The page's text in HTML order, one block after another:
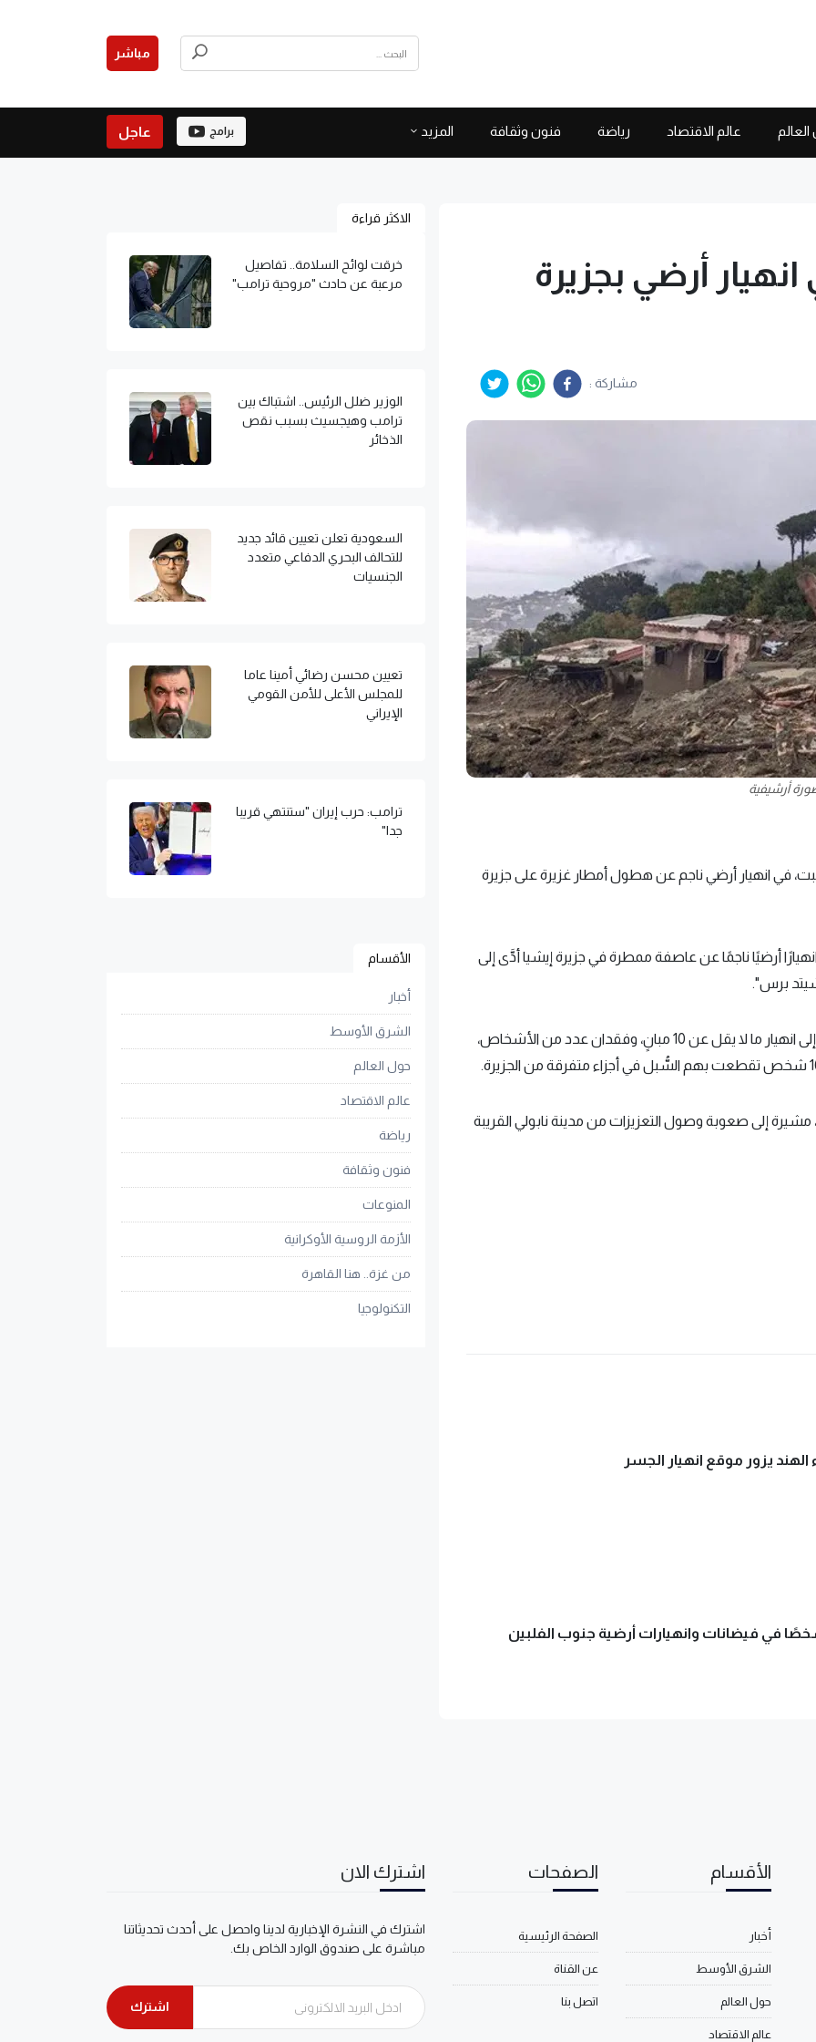
مباشر
عالم الاقتصاد رياضة فنون وثقافة المزيد برامج عاجل
انهيار أرضي بجزيرة
مشاركة :
أرشيفية
في انهيار أرضي ناجم عن هطول أمطار غزيرة على جزيرة
أرضيًا ناجمًا عن عاصفة ممطرة في جزيرة إيشيا أدَّى إلى
برس".
وذكرت وكالة أنباء "أنسا" الإيطالية أن العاصفة أدَّت إلى انهيار ما لا يقل عن 10 مبانٍ، وفقدان عدد من الأشخاص،
إلى صعوبة وصول التعزيزات من مدينة نابولي القريبة
الهند يزور موقع انهيار الجسر
الاكثر قراءة
خرقت لوائح السلامة.. تفاصيل
مرعبة عن حادث "مروحية ترامب"
الوزير ضلل الرئيس.. اشتباك بين
ترامب وهيجسيث بسبب نقص
الذخائر
السعودية تعلن تعيين قائد جديد
للتحالف البحري الدفاعي متعدد
الجنسيات
تعيين محسن رضائي أمينا عاما
للمجلس الأعلى للأمن القومي
الإيراني
ترامب: حرب إيران "ستنتهي قريبا
جدا"
الأقسام
أخبار
الشرق الأوسط
حول العالم
عالم الاقتصاد
رياضة
فنون وثقافة
المنوعات
الأزمة الروسية الأوكرانية
من غزة.. هنا القاهرة
التكنولوجيا
الأقسام
أخبار
الشرق الأوسط
حول العالم
عالم الاقتصاد
الصفحات
الصفحة الرئيسية
عن القناة
اتصل بنا
اشترك الان
اشترك في النشرة الإخبارية لدينا واحصل على أحدث تحديثاتنا
مباشرة على صندوق الوارد الخاص بك.
اشترك